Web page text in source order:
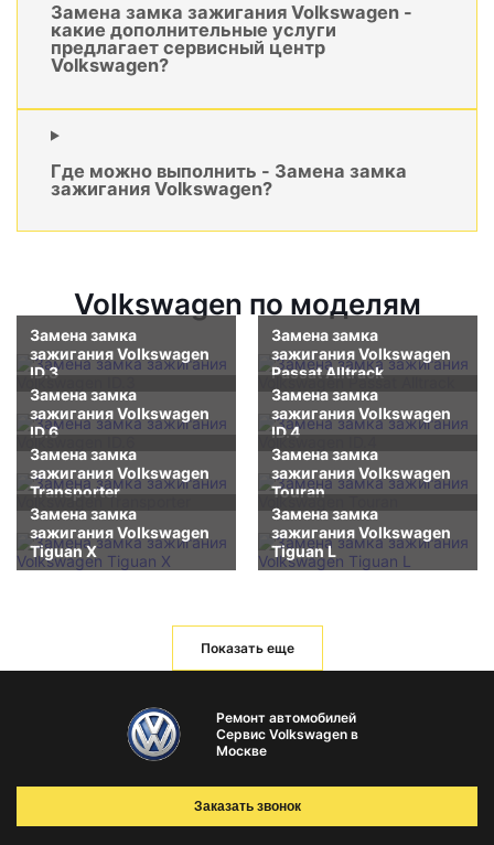
Замена замка зажигания Volkswagen -
какие дополнительные услуги
предлагает сервисный центр
Volkswagen?
Где можно выполнить - Замена замка
зажигания Volkswagen?
Volkswagen по моделям
Замена замка
зажигания Volkswagen
ID.3
Замена замка
зажигания Volkswagen
Passat Alltrack
Замена замка
зажигания Volkswagen
ID.6
Замена замка
зажигания Volkswagen
ID.4
Замена замка
зажигания Volkswagen
Transporter
Замена замка
зажигания Volkswagen
Touran
Замена замка
зажигания Volkswagen
Tiguan X
Замена замка
зажигания Volkswagen
Tiguan L
Показать еще
Ремонт автомобилей
Сервис Volkswagen в
Москве
Заказать звонок